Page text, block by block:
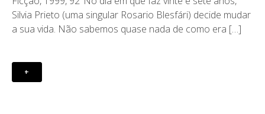
Silvia Prieto (uma singular Rosario Blesfári) decide mudar
a sua vida. Não sabemos quase nada de como era […]
+